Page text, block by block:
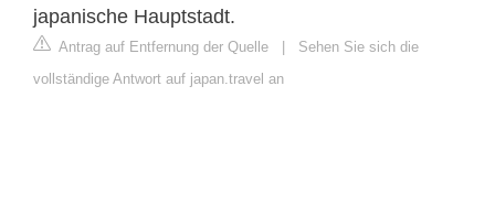
japanische Hauptstadt.
Antrag auf Entfernung der Quelle
Sehen Sie sich die
vollständige Antwort auf japan.travel an